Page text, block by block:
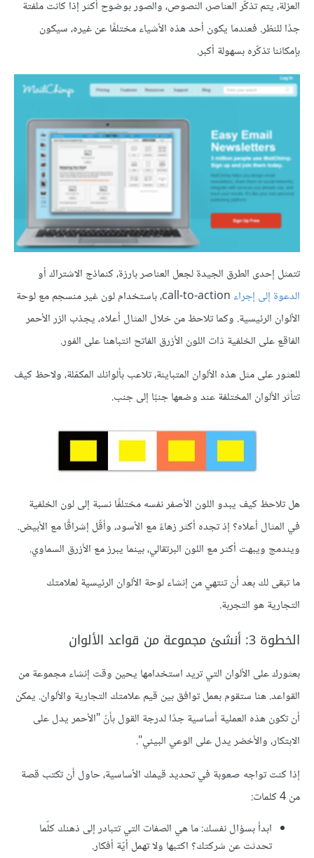
العزلة، يتم تذكّر العناصر، النصوص، والصور بوضوح أكثر إذا كانت ملفتة
جدًا للنظر. فعندما يكون أحد هذه الأشياء مختلفًا عن غيره، سيكون
بإمكاننا تذكّره بسهولة أكبر.
تتمثل إحدى الطرق الجيدة لجعل العناصر بارزة، كنماذج الاشتراك أو
الدعوة إلى إجراء
call-to-action، باستخدام لون غير منسجم مع لوحة
الألوان الرئيسية. وكما تلاحظ من خلال المثال أعلاه، يجذب الزر الأحمر
الفاقع على الخلفية ذات اللون الأزرق الفاتح انتباهنا على الفور.
للعثور على مثل هذه الألوان المتباينة، تلاعب بألوانك المكمّلة، ولاحظ كيف
تتأثر الألوان المختلفة عند وضعها جنبًا إلى جنب.
هل تلاحظ كيف يبدو اللون الأصفر نفسه مختلفًا نسبة إلى لون الخلفية
في المثال أعلاه؟ إذ تجده أكثر زهاءً مع الأسود، وأقّل إشراقًا مع الأبيض.
ويندمج ويبهت أكثر مع اللون البرتقالي، بينما يبرز مع الأزرق السماوي.
ما تبقى لك بعد أن تنتهي من إنشاء لوحة الألوان الرئيسية لعلامتك
التجارية هو التجربة.
الخطوة 3: أنشئ مجموعة من قواعد الألوان
بعثورك على الألوان التي تريد استخدامها يحين وقت إنشاء مجموعة من
القواعد. هنا ستقوم بعمل توافق بين قيم علامتك التجارية والألوان. يمكن
أن تكون هذه العملية أساسية جدًا لدرجة القول بأنّ "الأحمر يدل على
الابتكار، والأخضر يدل على الوعي البيئي".
إذا كنت تواجه صعوبة في تحديد قيمك الأساسية، حاول أن تكتب قصة
من 4 كلمات:
ابدأ بسؤال نفسك: ما هي الصفات التي تتبادر إلى ذهنك كلّما
تحدثت عن شركتك؟ اكتبها ولا تهمل أيّة أفكار.